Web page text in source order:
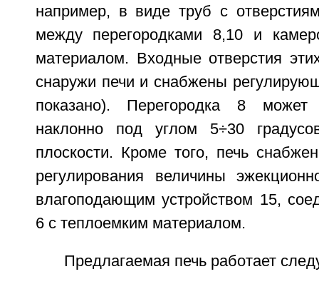
например, в виде труб с
между перегородками 8,10 и
материалом. Входные отверстия
снаружи печи и снабжены
показано). Перегородка 8 может
наклонно под углом 5÷30
плоскости. Кроме того, печь
регулирования величины
влагоподающим устройством 15,
6 с теплоемким материалом.
Предлагаемая печь работает